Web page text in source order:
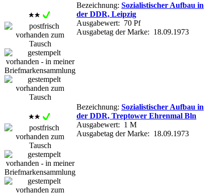
Bezeichnung: Sozialistischer Aufbau in
der DDR, Leipzig
Ausgabewert: 70 Pf
Ausgabetag der Marke: 18.09.1973
Bezeichnung: Sozialistischer Aufbau in
der DDR, Treptower Ehrenmal Bln
Ausgabewert: 1 M
Ausgabetag der Marke: 18.09.1973